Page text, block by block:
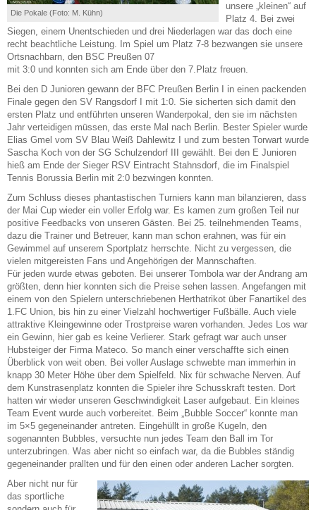
Die Pokale (Foto: M. Kühn)
unsere „kleinen“ auf
Platz 4. Bei zwei
Siegen, einem Unentschieden und drei Niederlagen war das doch eine
recht beachtliche Leistung. Im Spiel um Platz 7-8 bezwangen sie unsere
Ortsnachbarn, den BSC Preußen 07
mit 3:0 und konnten sich am Ende über den 7.Platz freuen.
Bei den D Junioren gewann der BFC Preußen Berlin I in einen packenden
Finale gegen den SV Rangsdorf I mit 1:0. Sie sicherten sich damit den
ersten Platz und entführten unseren Wanderpokal, den sie im nächsten
Jahr verteidigen müssen, das erste Mal nach Berlin. Bester Spieler wurde
Elias Gmel vom SV Blau Weiß Dahlewitz I und zum besten Torwart wurde
Sascha Koch von der SG Schulzendorf III gewählt. Bei den E Junioren
hieß am Ende der Sieger RSV Eintracht Stahnsdorf, die im Finalspiel
Tennis Borussia Berlin mit 2:0 bezwingen konnten.
Zum Schluss dieses phantastischen Turniers kann man bilanzieren, dass
der Mai Cup wieder ein voller Erfolg war. Es kamen zum großen Teil nur
positive Feedbacks von unseren Gästen. Bei 25. teilnehmenden Teams,
dazu die Trainer und Betreuer, kann man schon erahnen, was für ein
Gewimmel auf unserem Sportplatz herrschte. Nicht zu vergessen, die
vielen mitgereisten Fans und Angehörigen der Mannschaften.
Für jeden wurde etwas geboten. Bei unserer Tombola war der Andrang am
größten, denn hier konnten sich die Preise sehen lassen. Angefangen mit
einem von den Spielern unterschriebenen Herthatrikot über Fanartikel des
1.FC Union, bis hin zu einer Vielzahl hochwertiger Fußbälle. Auch viele
attraktive Kleingewinne oder Trostpreise waren vorhanden. Jedes Los war
ein Gewinn, hier gab es keine Verlierer. Stark gefragt war auch unser
Hubsteiger der Firma Mateco. So manch einer verschaffte sich einen
Überblick von weit oben. Bei voller Auslage schwebte man immerhin in
knapp 30 Meter Höhe über dem Spielfeld. Nix für schwache Nerven. Auf
dem Kunstrasenplatz konnten die Spieler ihre Schusskraft testen. Dort
hatten wir wieder unseren Geschwindigkeit Laser aufgebaut. Ein kleines
Team Event wurde auch vorbereitet. Beim „Bubble Soccer“ konnte man
im 5×5 gegeneinander antreten. Eingehüllt in große Kugeln, den
sogenannten Bubbles, versuchte nun jedes Team den Ball im Tor
unterzubringen. Was aber nicht so einfach war, da die Bubbles ständig
gegeneinander prallten und für den einen oder anderen Lacher sorgten.
Aber nicht nur für
das sportliche